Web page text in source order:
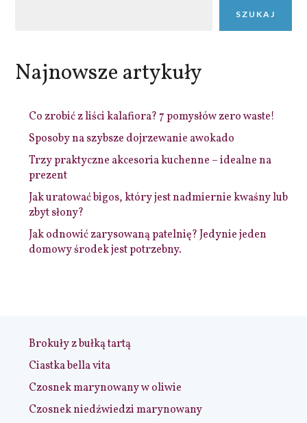
SZUKAJ
Najnowsze artykuły
Co zrobić z liści kalafiora? 7 pomysłów zero waste!
Sposoby na szybsze dojrzewanie awokado
Trzy praktyczne akcesoria kuchenne – idealne na
prezent
Jak uratować bigos, który jest nadmiernie kwaśny lub
zbyt słony?
Jak odnowić zarysowaną patelnię? Jedynie jeden
domowy środek jest potrzebny.
Brokuły z bułką tartą
Ciastka bella vita
Czosnek marynowany w oliwie
Czosnek niedźwiedzi marynowany